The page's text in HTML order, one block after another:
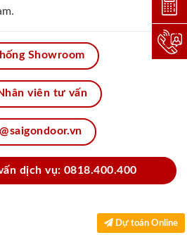
Showroom
viên tư vấn
dịch vụ: 0818.400.400
Dự toán Online
Dự